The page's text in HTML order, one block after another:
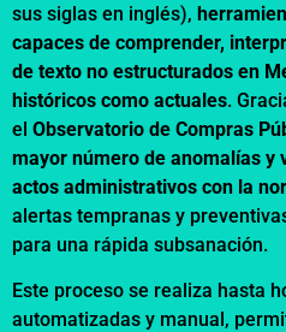
sus siglas en inglés),
capaces de comprender,
de texto no estructurados en
históricos como actuales.
el Observatorio de Compras
mayor número de anomalías y
actos administrativos con la
alertas tempranas y
para una rápida subsanación.
Este proceso se realiza hasta
automatizadas y manual,